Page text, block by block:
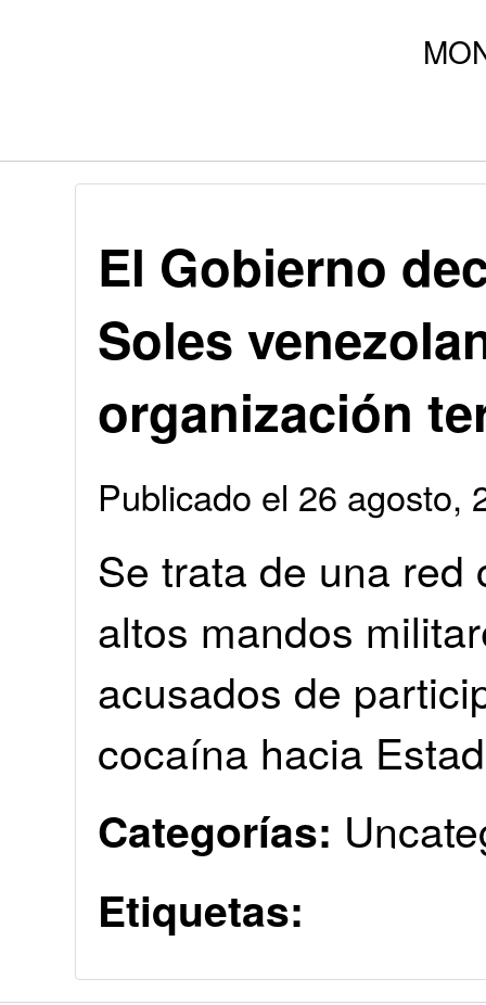
El Gobierno
Soles
organización
Publicado el 26 agosto,
Se trata de una red
altos mandos
acusados de
cocaína hacia
Categorías:
Etiquetas: